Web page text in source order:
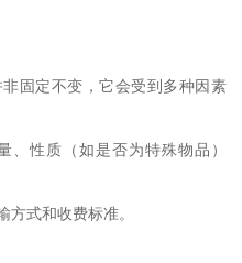
固定不变，它会受到多种因素
、性质（如是否为特殊物品）
方式和收费标准。